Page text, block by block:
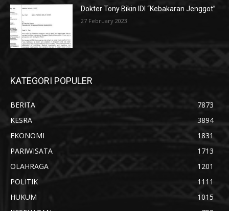
Dokter Tony Bikin IDI “Kebakaran Jenggot”
27 February 2023
KATEGORI POPULER
BERITA
7873
KESRA
3894
EKONOMI
1831
PARIWISATA
1713
OLAHRAGA
1201
POLITIK
1111
HUKUM
1015